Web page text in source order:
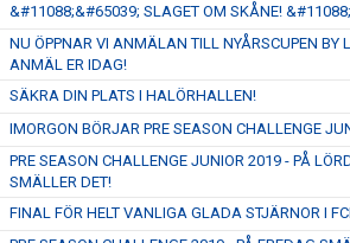
&#11088;&#65039; SLAGET OM SKÅNE!
NU ÖPPNAR VI ANMÄLAN TILL NYÅRSCUPEN BY
ANMÄL ER IDAG!
SÄKRA DIN PLATS I HALÖRHALLEN!
IMORGON BÖRJAR PRE SEASON CHALLENGE
PRE SEASON CHALLENGE JUNIOR 2019 - PÅ
SMÄLLER DET!
FINAL FÖR HELT VANLIGA GLADA STJÄRNOR I